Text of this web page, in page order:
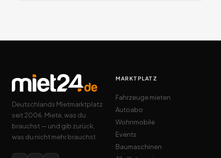
Deutschlands Mietmarktplatz
seit 2006. Miete, was du
brauchst — und gib zurück,
was du nicht mehr brauchst.
MARKTPLATZ
Fahrzeuge mieten
Autoabo
Wohnmobile
Events
Baumaschinen